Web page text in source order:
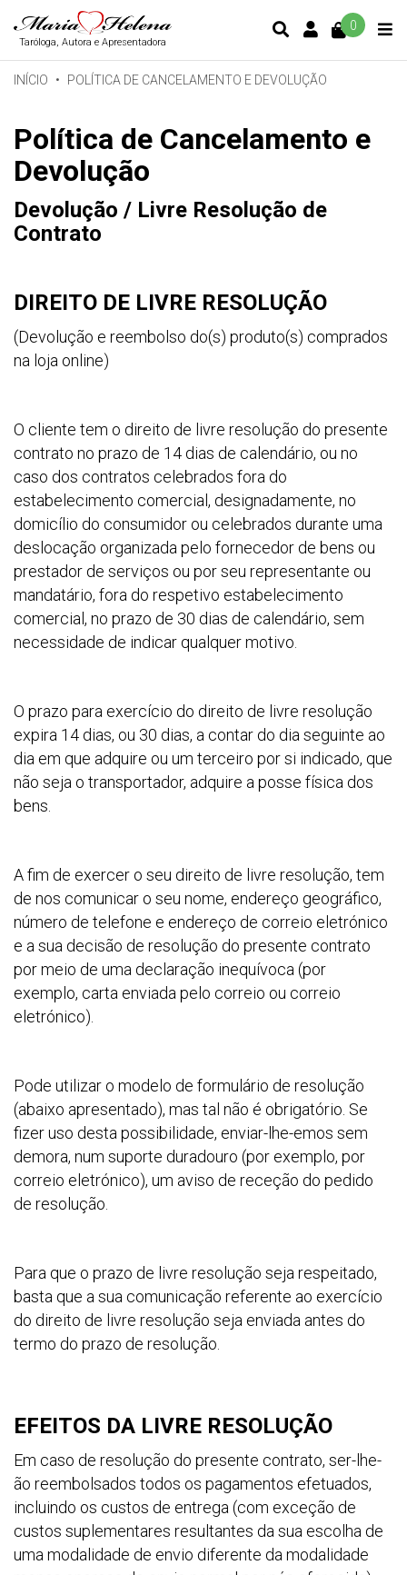
Taróloga, Autora e Apresentadora
CONTA DE
0
INÍCIO POLÍTICA DE CANCELAMENTO E DEVOLUÇÃO
Política de Cancelamento e
Devolução
Devolução / Livre Resolução de
Contrato
DIREITO DE LIVRE RESOLUÇÃO
(Devolução e reembolso do(s) produto(s) comprados
na loja online)
O cliente tem o direito de livre resolução do presente
contrato no prazo de 14 dias de calendário, ou no
caso dos contratos celebrados fora do
estabelecimento comercial, designadamente, no
domicílio do consumidor ou celebrados durante uma
deslocação organizada pelo fornecedor de bens ou
prestador de serviços ou por seu representante ou
mandatário, fora do respetivo estabelecimento
comercial, no prazo de 30 dias de calendário, sem
necessidade de indicar qualquer motivo.
O prazo para exercício do direito de livre resolução
expira 14 dias, ou 30 dias, a contar do dia seguinte ao
dia em que adquire ou um terceiro por si indicado, que
não seja o transportador, adquire a posse física dos
bens.
A fim de exercer o seu direito de livre resolução, tem
de nos comunicar o seu nome, endereço geográfico,
número de telefone e endereço de correio eletrónico
e a sua decisão de resolução do presente contrato
por meio de uma declaração inequívoca (por
exemplo, carta enviada pelo correio ou correio
eletrónico).
Pode utilizar o modelo de formulário de resolução
(abaixo apresentado), mas tal não é obrigatório. Se
fizer uso desta possibilidade, enviar-lhe-emos sem
demora, num suporte duradouro (por exemplo, por
correio eletrónico), um aviso de receção do pedido
de resolução.
Para que o prazo de livre resolução seja respeitado,
basta que a sua comunicação referente ao exercício
do direito de livre resolução seja enviada antes do
termo do prazo de resolução.
EFEITOS DA LIVRE RESOLUÇÃO
Em caso de resolução do presente contrato, ser-lhe-
ão reembolsados todos os pagamentos efetuados,
incluindo os custos de entrega (com exceção de
custos suplementares resultantes da sua escolha de
uma modalidade de envio diferente da modalidade